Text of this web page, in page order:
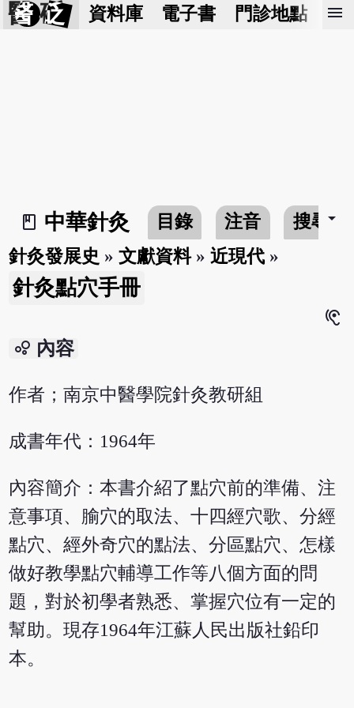
醫 砭 資料庫 電子書 門診地點 預
menu
book_2
中華針灸 目錄 注音 搜尋arrow_drop_down
針灸發展史 »文獻資料»近現代 »
針灸點穴手冊
hearing
bubble_chart 內容
作者；南京中醫學院針灸教研組
成書年代：1964年
內容簡介：本書介紹了點穴前的準備、注
意事項、腧穴的取法、十四經穴歌、分經
點穴、經外奇穴的點法、分區點穴、怎樣
做好教學點穴輔導工作等八個方面的問
題，對於初學者熟悉、掌握穴位有一定的
幫助。現存1964年江蘇人民出版社鉛印
本。